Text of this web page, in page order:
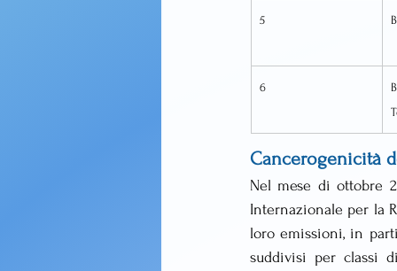
5
6
Cancerogenicità
Nel mese di ottobre
Internazionale per la
loro emissioni, in
suddivisi per classi